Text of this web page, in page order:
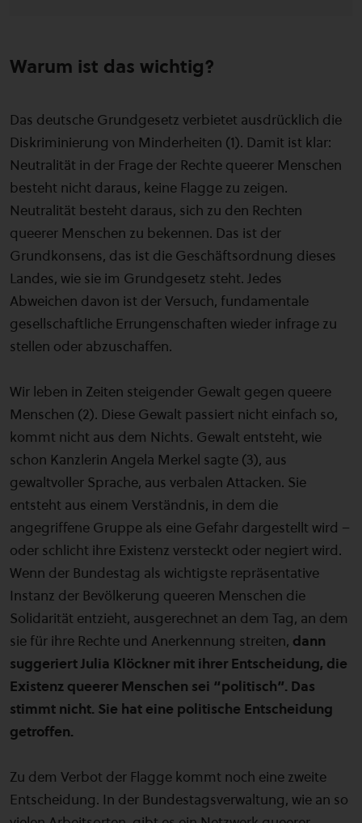
Warum ist das wichtig?
Das deutsche Grundgesetz verbietet ausdrücklich die
Diskriminierung von Minderheiten (1). Damit ist klar:
Neutralität in der Frage der Rechte queerer Menschen
besteht nicht daraus, keine Flagge zu zeigen.
Neutralität besteht daraus, sich zu den Rechten
queerer Menschen zu bekennen. Das ist der
Grundkonsens, das ist die Geschäftsordnung dieses
Landes, wie sie im Grundgesetz steht. Jedes
Abweichen davon ist der Versuch, fundamentale
gesellschaftliche Errungenschaften wieder infrage zu
stellen oder abzuschaffen.
Wir leben in Zeiten steigender Gewalt gegen queere
Menschen (2). Diese Gewalt passiert nicht einfach so,
kommt nicht aus dem Nichts. Gewalt entsteht, wie
schon Kanzlerin Angela Merkel sagte (3), aus
gewaltvoller Sprache, aus verbalen Attacken. Sie
entsteht aus einem Verständnis, in dem die
angegriffene Gruppe als eine Gefahr dargestellt wird –
oder schlicht ihre Existenz versteckt oder negiert wird.
Wenn der Bundestag als wichtigste repräsentative
Instanz der Bevölkerung queeren Menschen die
Solidarität entzieht, ausgerechnet an dem Tag, an dem
sie für ihre Rechte und Anerkennung streiten, dann
suggeriert Julia Klöckner mit ihrer Entscheidung, die
Existenz queerer Menschen sei “politisch”. Das
stimmt nicht. Sie hat eine politische Entscheidung
getroffen.
Zu dem Verbot der Flagge kommt noch eine zweite
Entscheidung. In der Bundestagsverwaltung, wie an so